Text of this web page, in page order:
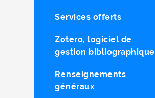
Services offerts
Zotero, logiciel de
gestion bibliographique
Renseignements
généraux